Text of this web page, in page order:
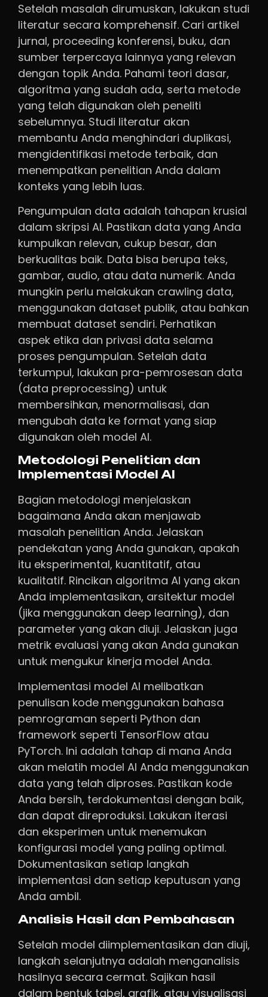
Setelah masalah dirumuskan, lakukan studi
literatur secara komprehensif. Cari artikel
jurnal, proceeding konferensi, buku, dan
sumber terpercaya lainnya yang relevan
dengan topik Anda. Pahami teori dasar,
algoritma yang sudah ada, serta metode
yang telah digunakan oleh peneliti
sebelumnya. Studi literatur akan
membantu Anda menghindari duplikasi,
mengidentifikasi metode terbaik, dan
menempatkan penelitian Anda dalam
konteks yang lebih luas.
Pengumpulan data adalah tahapan krusial
dalam skripsi AI. Pastikan data yang Anda
kumpulkan relevan, cukup besar, dan
berkualitas baik. Data bisa berupa teks,
gambar, audio, atau data numerik. Anda
mungkin perlu melakukan crawling data,
menggunakan dataset publik, atau bahkan
membuat dataset sendiri. Perhatikan
aspek etika dan privasi data selama
proses pengumpulan. Setelah data
terkumpul, lakukan pra-pemrosesan data
(data preprocessing) untuk
membersihkan, menormalisasi, dan
mengubah data ke format yang siap
digunakan oleh model AI.
Metodologi Penelitian dan
Implementasi Model AI
Bagian metodologi menjelaskan
bagaimana Anda akan menjawab
masalah penelitian Anda. Jelaskan
pendekatan yang Anda gunakan, apakah
itu eksperimental, kuantitatif, atau
kualitatif. Rincikan algoritma AI yang akan
Anda implementasikan, arsitektur model
(jika menggunakan deep learning), dan
parameter yang akan diuji. Jelaskan juga
metrik evaluasi yang akan Anda gunakan
untuk mengukur kinerja model Anda.
Implementasi model AI melibatkan
penulisan kode menggunakan bahasa
pemrograman seperti Python dan
framework seperti TensorFlow atau
PyTorch. Ini adalah tahap di mana Anda
akan melatih model AI Anda menggunakan
data yang telah diproses. Pastikan kode
Anda bersih, terdokumentasi dengan baik,
dan dapat direproduksi. Lakukan iterasi
dan eksperimen untuk menemukan
konfigurasi model yang paling optimal.
Dokumentasikan setiap langkah
implementasi dan setiap keputusan yang
Anda ambil.
Analisis Hasil dan Pembahasan
Setelah model diimplementasikan dan diuji,
langkah selanjutnya adalah menganalisis
hasilnya secara cermat. Sajikan hasil
dalam bentuk tabel, grafik, atau visualisasi